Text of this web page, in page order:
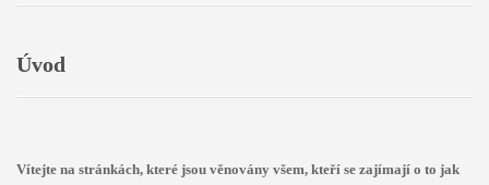
Úvod
Vítejte na stránkách, které jsou věnovány všem, kteří se zajímají o to jak